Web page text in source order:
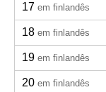
17 em finlandês
18 em finlandês
19 em finlandês
20 em finlandês